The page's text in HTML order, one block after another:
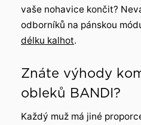
vaše nohavice končit?
odborníků na pánskou
délku kalhot.
Znáte výhody
obleků BANDI?
Každý muž má jiné